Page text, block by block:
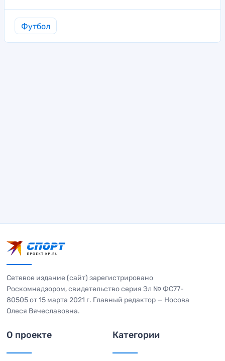
Футбол
Сетевое издание (сайт) зарегистрировано
Роскомнадзором, свидетельство серия Эл № ФС77-
80505 от 15 марта 2021 г. Главный редактор — Носова
Олеся Вячеславовна.
О проекте Категории